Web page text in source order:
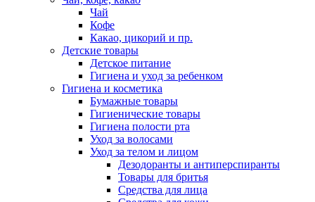
Чай
Кофе
Какао, цикорий и пр.
Детские товары
Детское питание
Гигиена и уход за ребенком
Гигиена и косметика
Бумажные товары
Гигиенические товары
Гигиена полости рта
Уход за волосами
Уход за телом и лицом
Дезодоранты и антиперспиранты
Товары для бритья
Средства для лица